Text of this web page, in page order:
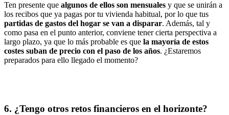
Ten presente que algunos de ellos son mensuales y que se unirán a
los recibos que ya pagas por tu vivienda habitual, por lo que tus
partidas de gastos del hogar se van a disparar. Además, tal y
como pasa en el punto anterior, conviene tener cierta perspectiva a
largo plazo, ya que lo más probable es que la mayoría de estos
costes suban de precio con el paso de los años. ¿Estaremos
preparados para ello llegado el momento?
6. ¿Tengo otros retos financieros en el horizonte?